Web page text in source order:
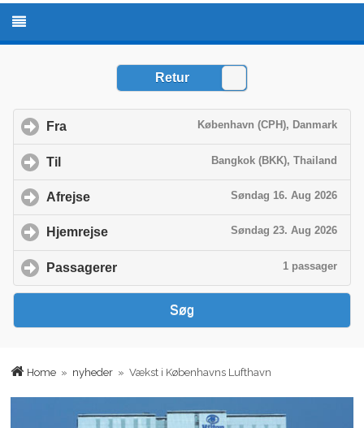
Home » nyheder » Vækst i Københavns Lufthavn